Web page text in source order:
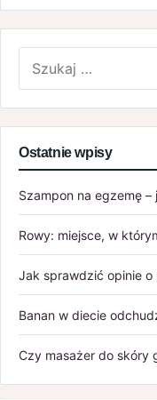
Ostatnie wpisy
Szampon na egzemę
Rowy: miejsce, w
Jak sprawdzić opinie
Banan w diecie
Czy masażer do skóry